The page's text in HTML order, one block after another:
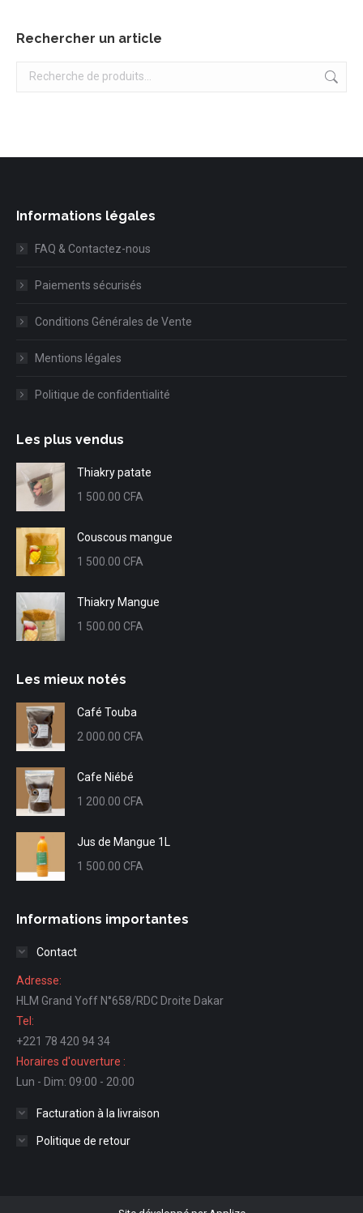
Rechercher un article
Informations légales
FAQ & Contactez-nous
Paiements sécurisés
Conditions Générales de Vente
Mentions légales
Politique de confidentialité
Les plus vendus
Thiakry patate
1 500.00 CFA
Couscous mangue
1 500.00 CFA
Thiakry Mangue
1 500.00 CFA
Les mieux notés
Café Touba
2 000.00 CFA
Cafe Niébé
1 200.00 CFA
Jus de Mangue 1L
1 500.00 CFA
Informations importantes
Contact
Adresse:
HLM Grand Yoff N°658/RDC Droite Dakar
Tel:
+221 78 420 94 34
Horaires d'ouverture :
Lun - Dim: 09:00 - 20:00
Facturation à la livraison
Politique de retour